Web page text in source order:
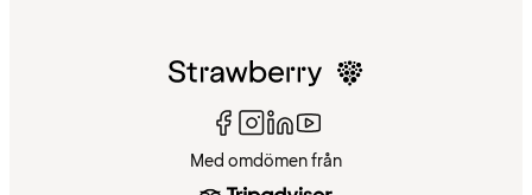
Med omdömen från